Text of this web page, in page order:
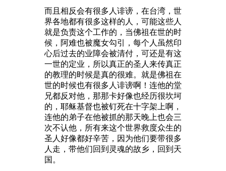
而且相反会有很多人诽谤，在台湾，世
界各地都有很多这样的人，可能这些人
就是负责这个工作的，当佛祖在世的时
候，阿难也被魔女勾引，每个人虽然印
心后过去的业障会被清付，可还是有这
一世的定业，所以真正的圣人来传真正
的教理的时候是真的很难。就是佛祖在
世的时候也有很多人诽谤啊！连他的堂
兄都反对他，那那卡好像也经历很坎坷
的，耶稣基督也被钉死在十字架上啊，
连他的弟子在他被抓的那天晚上也会三
次不认他，所有来这个世界救度众生的
圣人好像都好辛苦，因为他们要带很多
人走，带他们回到灵魂的故乡，回到天
国。